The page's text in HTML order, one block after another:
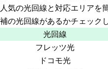
人気の光回線と対応エリアを
補の光回線があるかチェック
光回線
フレッツ光
ドコモ光